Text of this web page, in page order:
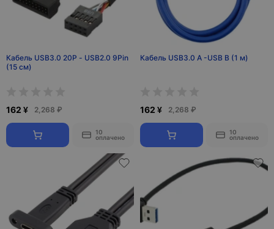
Кабель USB3.0 20P - USB2.0 9Pin
(15 см)
162 ¥ 2,268 ₽
10
оплачено
Кабель USB3.0 A -USB B (1 м)
162 ¥ 2,268 ₽
10
оплачено